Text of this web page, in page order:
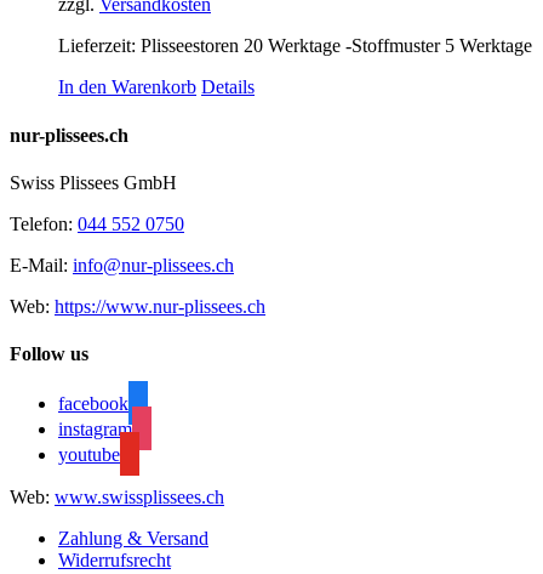
zzgl. Versandkosten
Lieferzeit: Plisseestoren 20 Werktage -Stoffmuster 5 Werktage
In den Warenkorb Details
nur-plissees.ch
Swiss Plissees GmbH
Telefon: 044 552 0750
E-Mail: info@nur-plissees.ch
Web: https://www.nur-plissees.ch
Follow us
facebook
instagram
youtube
Web: www.swissplissees.ch
Zahlung & Versand
Widerrufsrecht